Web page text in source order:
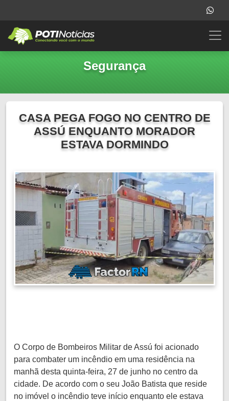
Segurança
CASA PEGA FOGO NO CENTRO DE
ASSÚ ENQUANTO MORADOR
ESTAVA DORMINDO
O Corpo de Bombeiros Militar de Assú foi acionado
para combater um incêndio em uma residência na
manhã desta quinta-feira, 27 de junho no centro da
cidade. De acordo com o seu João Batista que reside
no imóvel o incêndio teve início enquanto ele estava